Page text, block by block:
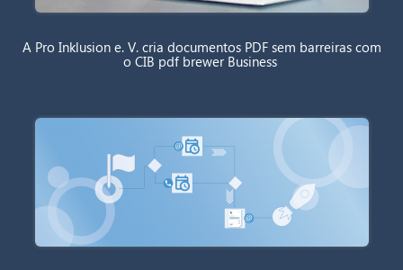
A Pro Inklusion e. V. cria documentos PDF sem barreiras com
o CIB pdf brewer Business